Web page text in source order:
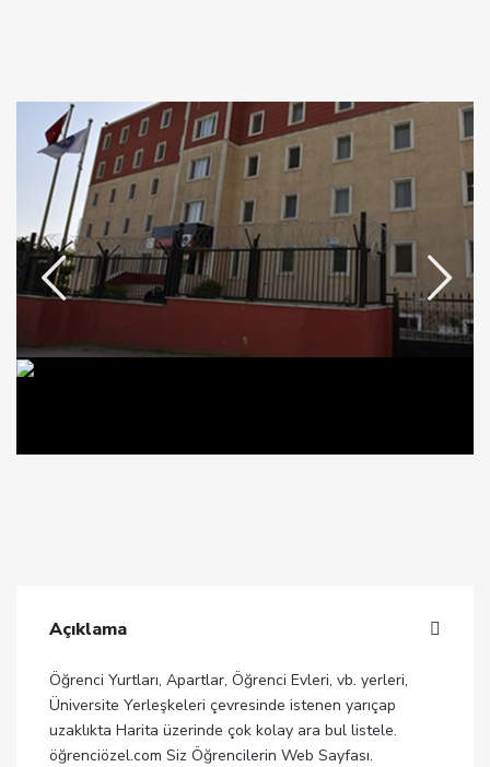
Açıklama
Öğrenci Yurtları, Apartlar, Öğrenci Evleri, vb. yerleri,
Üniversite Yerleşkeleri çevresinde istenen yarıçap
uzaklıkta Harita üzerinde çok kolay ara bul listele.
öğrenciözel.com Siz Öğrencilerin Web Sayfası.